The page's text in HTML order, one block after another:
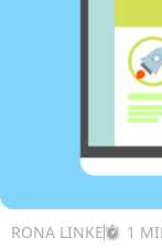
RONA LINKE 1